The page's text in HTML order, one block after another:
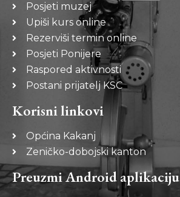
Posjeti muzej
Upiši kurs online
Rezerviši termin online
Posjeti Ponijere
Raspored aktivnosti
Postani prijatelj KSC
Korisni linkovi
Općina Kakanj
Zeničko-dobojski kanton
Preuzmi Android aplikaciju